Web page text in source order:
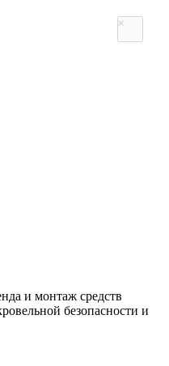
и монтаж средств
безопасности и
×